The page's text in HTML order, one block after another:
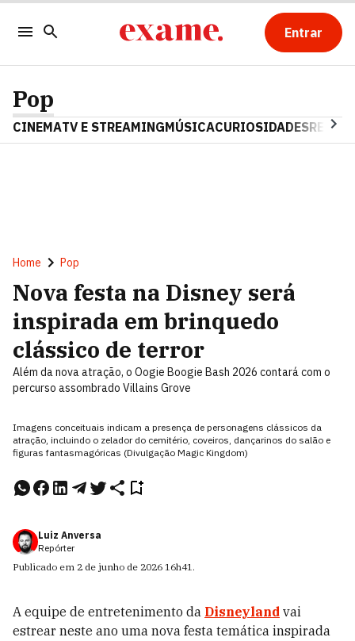
Entrar
Pop
CINEMATV E STREAMINGMÚSICACURIOSIDADES
Home Pop
Nova festa na Disney será
inspirada em brinquedo
clássico de terror
Além da nova atração, o Oogie Boogie Bash 2026 contará com o
percurso assombrado Villains Grove
Imagens conceituais indicam a presença de personagens clássicos da
atração, incluindo o zelador do cemitério, coveiros, dançarinos do salão e
figuras fantasmagóricas (Divulgação Magic Kingdom)
Luiz Anversa
Repórter
Publicado em 2 de junho de 2026 16h41.
A equipe de entretenimento da Disneyland vai
estrear neste ano uma nova festa temática inspirada